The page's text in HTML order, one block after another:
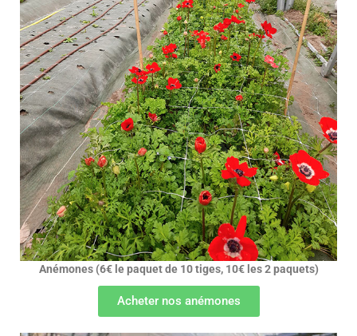
Anémones (6€ le paquet de 10 tiges, 10€ les 2 paquets)
Acheter nos anémones